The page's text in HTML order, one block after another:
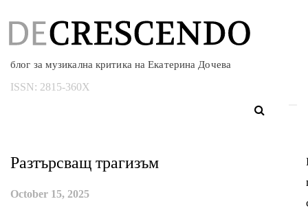
блог за музикална критика на Екатерина Дочева
ISSN: 2815-360X
Разтърсващ трагизъм
October 15, 2025